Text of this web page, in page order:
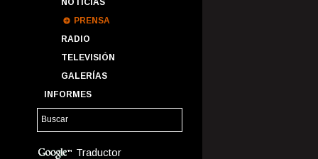
NOTICIAS
PRENSA
RADIO
TELEVISIÓN
GALERÍAS
INFORMES
Traductor